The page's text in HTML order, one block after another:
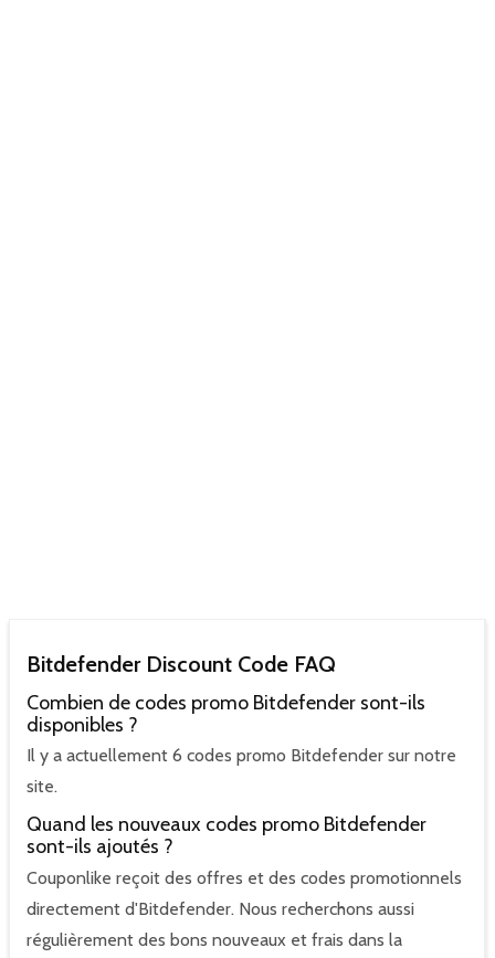
Bitdefender Discount Code FAQ
Combien de codes promo Bitdefender sont-ils
disponibles ?
Il y a actuellement 6 codes promo Bitdefender sur notre
site.
Quand les nouveaux codes promo Bitdefender
sont-ils ajoutés ?
Couponlike reçoit des offres et des codes promotionnels
directement d'Bitdefender. Nous recherchons aussi
régulièrement des bons nouveaux et frais dans la